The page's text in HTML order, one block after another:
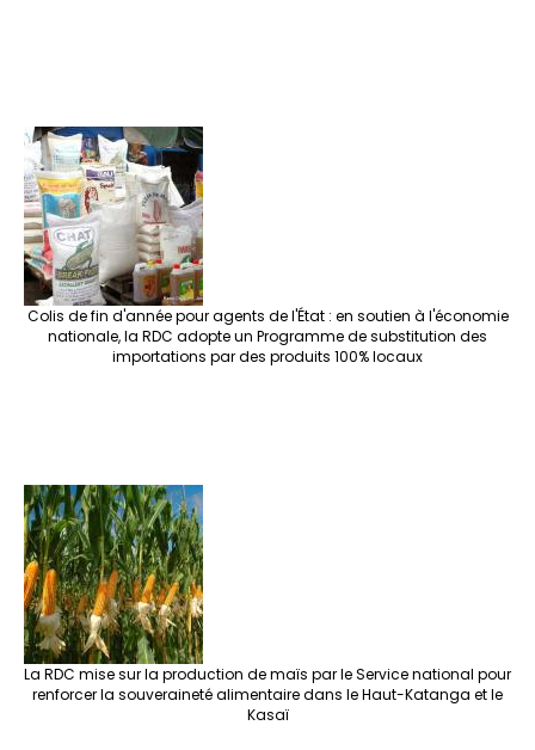
Colis de fin d'année pour agents de l'État : en soutien à l'économie
nationale, la RDC adopte un Programme de substitution des
importations par des produits 100% locaux
La RDC mise sur la production de maïs par le Service national pour
renforcer la souveraineté alimentaire dans le Haut-Katanga et le
Kasaï